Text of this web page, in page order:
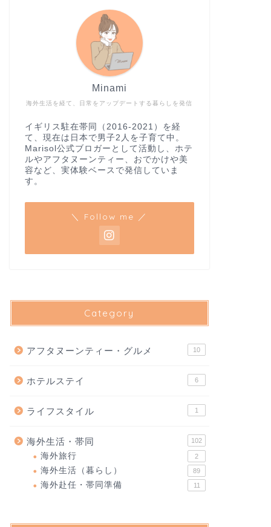
海外生活を経て、日常をアップデートする暮らしを発信
Minami
イギリス駐在帯同（2016-2021）を経
て、現在は日本で男子2人を子育て中。
Marisol公式ブロガーとして活動し、ホテ
ルやアフタヌーンティー、おでかけや美
容など、実体験ベースで発信していま
す。
＼ Follow me ／
Category
アフタヌーンティー・グルメ 10
ホテルステイ 6
ライフスタイル 1
海外生活・帯同 102
海外旅行 2
海外生活（暮らし） 89
海外赴任・帯同準備 11